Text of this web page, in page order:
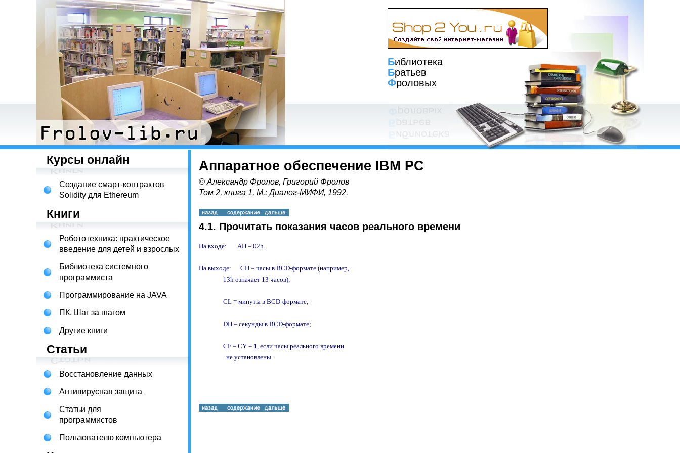
Библиотека
Братьев
Фроловых
Курсы онлайн
Создание смарт-контрактов
Solidity для Ethereum
Книги
Робототехника: практическое
введение для детей и взрослых
Библиотека системного
программиста
Программирование на JAVA
ПК. Шаг за шагом
Другие книги
Статьи
Восстановление данных
Антивирусная защита
Статьи для
программистов
Пользователю компьютера
Аппаратное обеспечение IBM PC
© Александр Фролов, Григорий Фролов
Том 2, книга 1, М.: Диалог-МИФИ, 1992.
4.1. Прочитать показания часов реального времени
На входе:       AH = 02h.
На выходе:      CH = часы в BCD-формате (например,
                13h означает 13 часов);
                CL = минуты в BCD-формате;
                DH = секунды в BCD-формате;
                CF = CY = 1, если часы реального времени
                  не установлены.